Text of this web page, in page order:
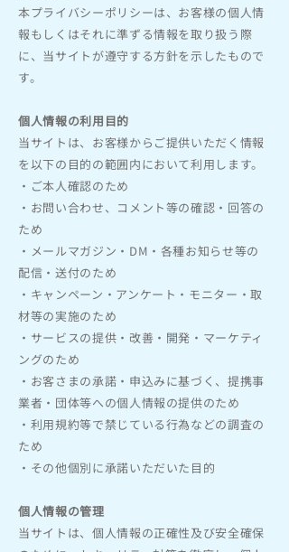
本プライバシーポリシーは、お客様の個人情
報もしくはそれに準ずる情報を取り扱う際
に、当サイトが遵守する方針を示したもので
す。
個人情報の利用目的
当サイトは、お客様からご提供いただく情報
を以下の目的の範囲内において利用します。
・ご本人確認のため
・お問い合わせ、コメント等の確認・回答の
ため
・メールマガジン・DM・各種お知らせ等の
配信・送付のため
・キャンペーン・アンケート・モニター・取
材等の実施のため
・サービスの提供・改善・開発・マーケティ
ングのため
・お客さまの承諾・申込みに基づく、提携事
業者・団体等への個人情報の提供のため
・利用規約等で禁じている行為などの調査の
ため
・その他個別に承諾いただいた目的
個人情報の管理
当サイトは、個人情報の正確性及び安全確保